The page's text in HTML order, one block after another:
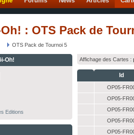
: OTS Pack de
OTS Pack de Tournoi 5
Oh!
Editions
Affichage des Cartes :
Id
OP05-
OP05-
OP05-
OP05-
OP05-